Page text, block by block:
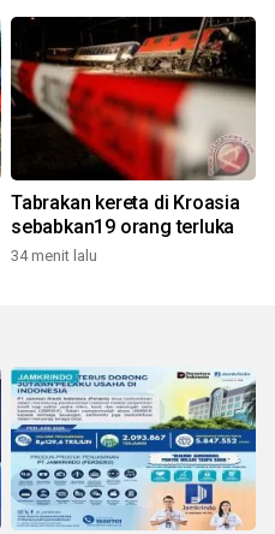
Tabrakan kereta di Kroasia
sebabkan19 orang terluka
34 menit lalu